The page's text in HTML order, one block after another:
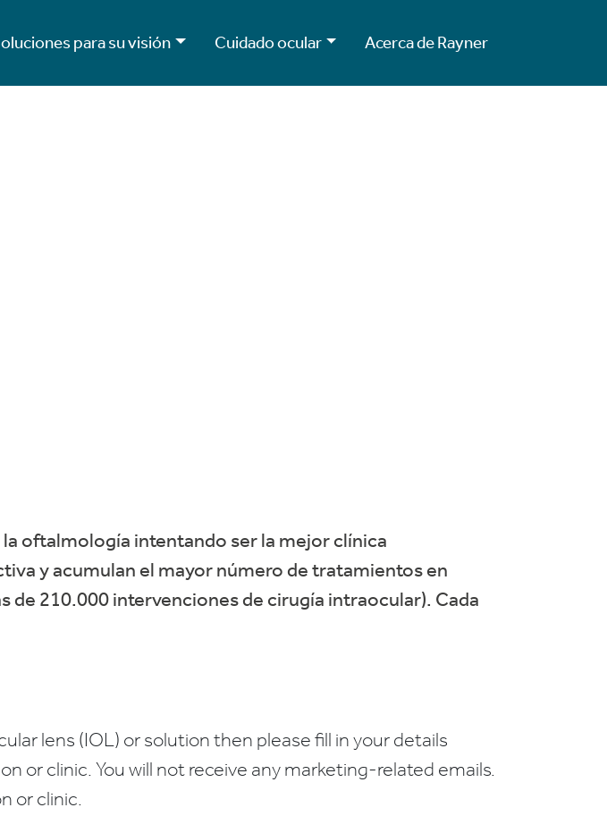
para su visión Cuidado ocular Acerca de Rayner
la oftalmología intentando ser la mejor clínica
y acumulan el mayor número de tratamientos en
de 210.000 intervenciones de cirugía intraocular). Cada
lens (IOL) or solution then please fill in your details
or clinic. You will not receive any marketing-related emails.
or clinic.